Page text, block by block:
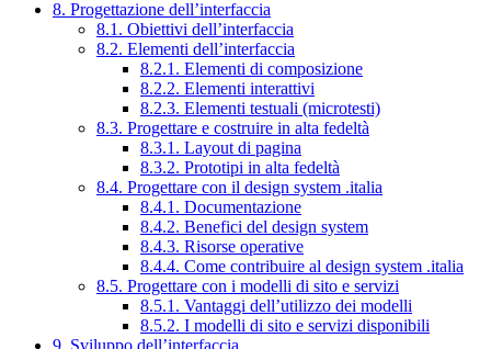
8. Progettazione dell’interfaccia
8.1. Obiettivi dell’interfaccia
8.2. Elementi dell’interfaccia
8.2.1. Elementi di composizione
8.2.2. Elementi interattivi
8.2.3. Elementi testuali (microtesti)
8.3. Progettare e costruire in alta fedeltà
8.3.1. Layout di pagina
8.3.2. Prototipi in alta fedeltà
8.4. Progettare con il design system .italia
8.4.1. Documentazione
8.4.2. Benefici del design system
8.4.3. Risorse operative
8.4.4. Come contribuire al design system .italia
8.5. Progettare con i modelli di sito e servizi
8.5.1. Vantaggi dell’utilizzo dei modelli
8.5.2. I modelli di sito e servizi disponibili
9. Sviluppo dell’interfaccia